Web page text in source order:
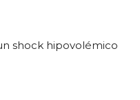
shock hipovolémico